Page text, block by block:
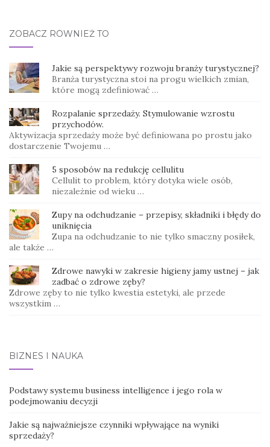
ZOBACZ RÓWNIEŻ TO
Jakie są perspektywy rozwoju branży turystycznej?
Branża turystyczna stoi na progu wielkich zmian,
które mogą zdefiniować …
Rozpalanie sprzedaży. Stymulowanie wzrostu
przychodów.
Aktywizacja sprzedaży może być definiowana po prostu jako
dostarczenie Twojemu …
5 sposobów na redukcję cellulitu
Cellulit to problem, który dotyka wiele osób,
niezależnie od wieku …
Zupy na odchudzanie – przepisy, składniki i błędy do
uniknięcia
Zupa na odchudzanie to nie tylko smaczny posiłek,
ale także …
Zdrowe nawyki w zakresie higieny jamy ustnej – jak
zadbać o zdrowe zęby?
Zdrowe zęby to nie tylko kwestia estetyki, ale przede
wszystkim …
BIZNES I NAUKA
Podstawy systemu business intelligence i jego rola w
podejmowaniu decyzji
Jakie są najważniejsze czynniki wpływające na wyniki
sprzedaży?